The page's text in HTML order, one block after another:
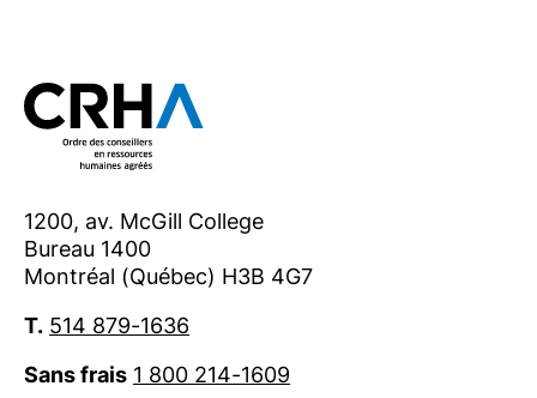
1200, av. McGill College
Bureau 1400
Montréal (Québec) H3B 4G7
T. 514 879-1636
Sans frais 1 800 214-1609